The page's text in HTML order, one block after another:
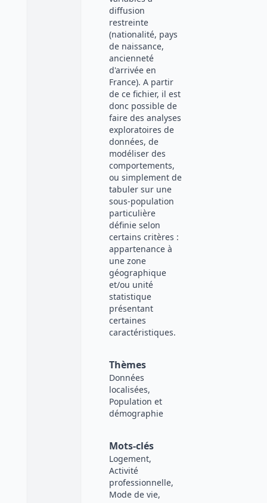
diffusion
restreinte
(nationalité, pays
de naissance,
ancienneté
d'arrivée en
France). A partir
de ce fichier, il est
donc possible de
faire des analyses
exploratoires de
données, de
modéliser des
comportements,
ou simplement de
tabuler sur une
sous-population
particulière
définie selon
certains critères :
appartenance à
une zone
géographique
et/ou unité
statistique
présentant
certaines
caractéristiques.
Thèmes
Données
localisées,
Population et
démographie
Mots-clés
Logement,
Activité
professionnelle,
Mode de vie,